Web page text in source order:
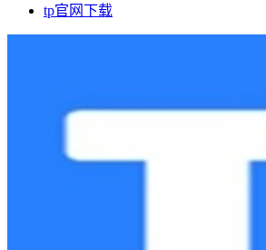
tp官网下载